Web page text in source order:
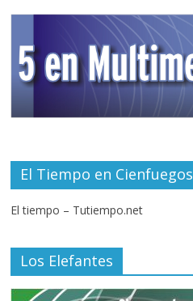
El Tiempo en Cienfuegos
El tiempo – Tutiempo.net
Los Elefantes